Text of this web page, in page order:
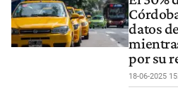
datos
por su
18-06-2025